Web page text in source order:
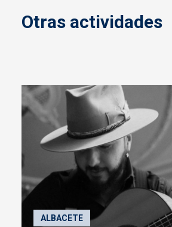
Otras actividades
ALBACETE